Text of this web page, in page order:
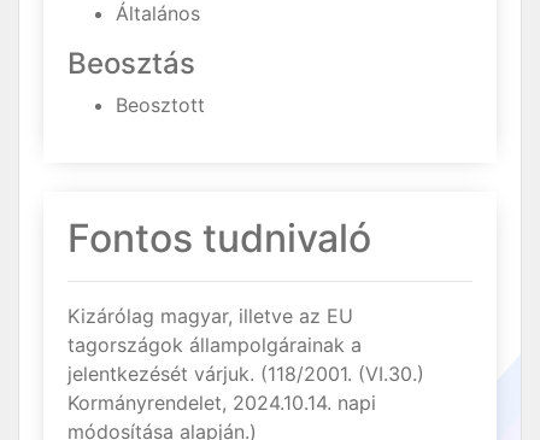
Általános
Beosztás
Beosztott
Fontos tudnivaló
Kizárólag magyar, illetve az EU
tagországok állampolgárainak a
jelentkezését várjuk. (118/2001. (VI.30.)
Kormányrendelet, 2024.10.14. napi
módosítása alapján.)